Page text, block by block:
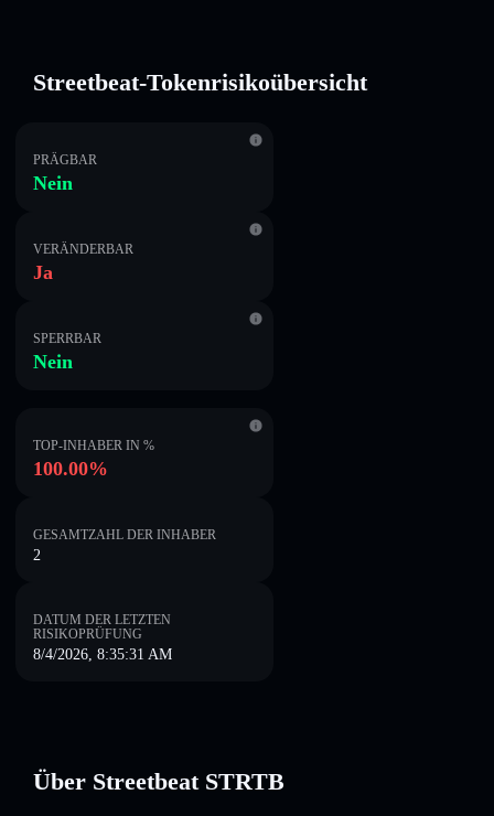
Streetbeat-Tokenrisikoübersicht
PRÄGBAR
Nein
VERÄNDERBAR
Ja
SPERRBAR
Nein
TOP-INHABER IN %
100.00%
GESAMTZAHL DER INHABER
2
DATUM DER LETZTEN
RISIKOPRÜFUNG
8/4/2026, 8:35:31 AM
Über Streetbeat STRTB